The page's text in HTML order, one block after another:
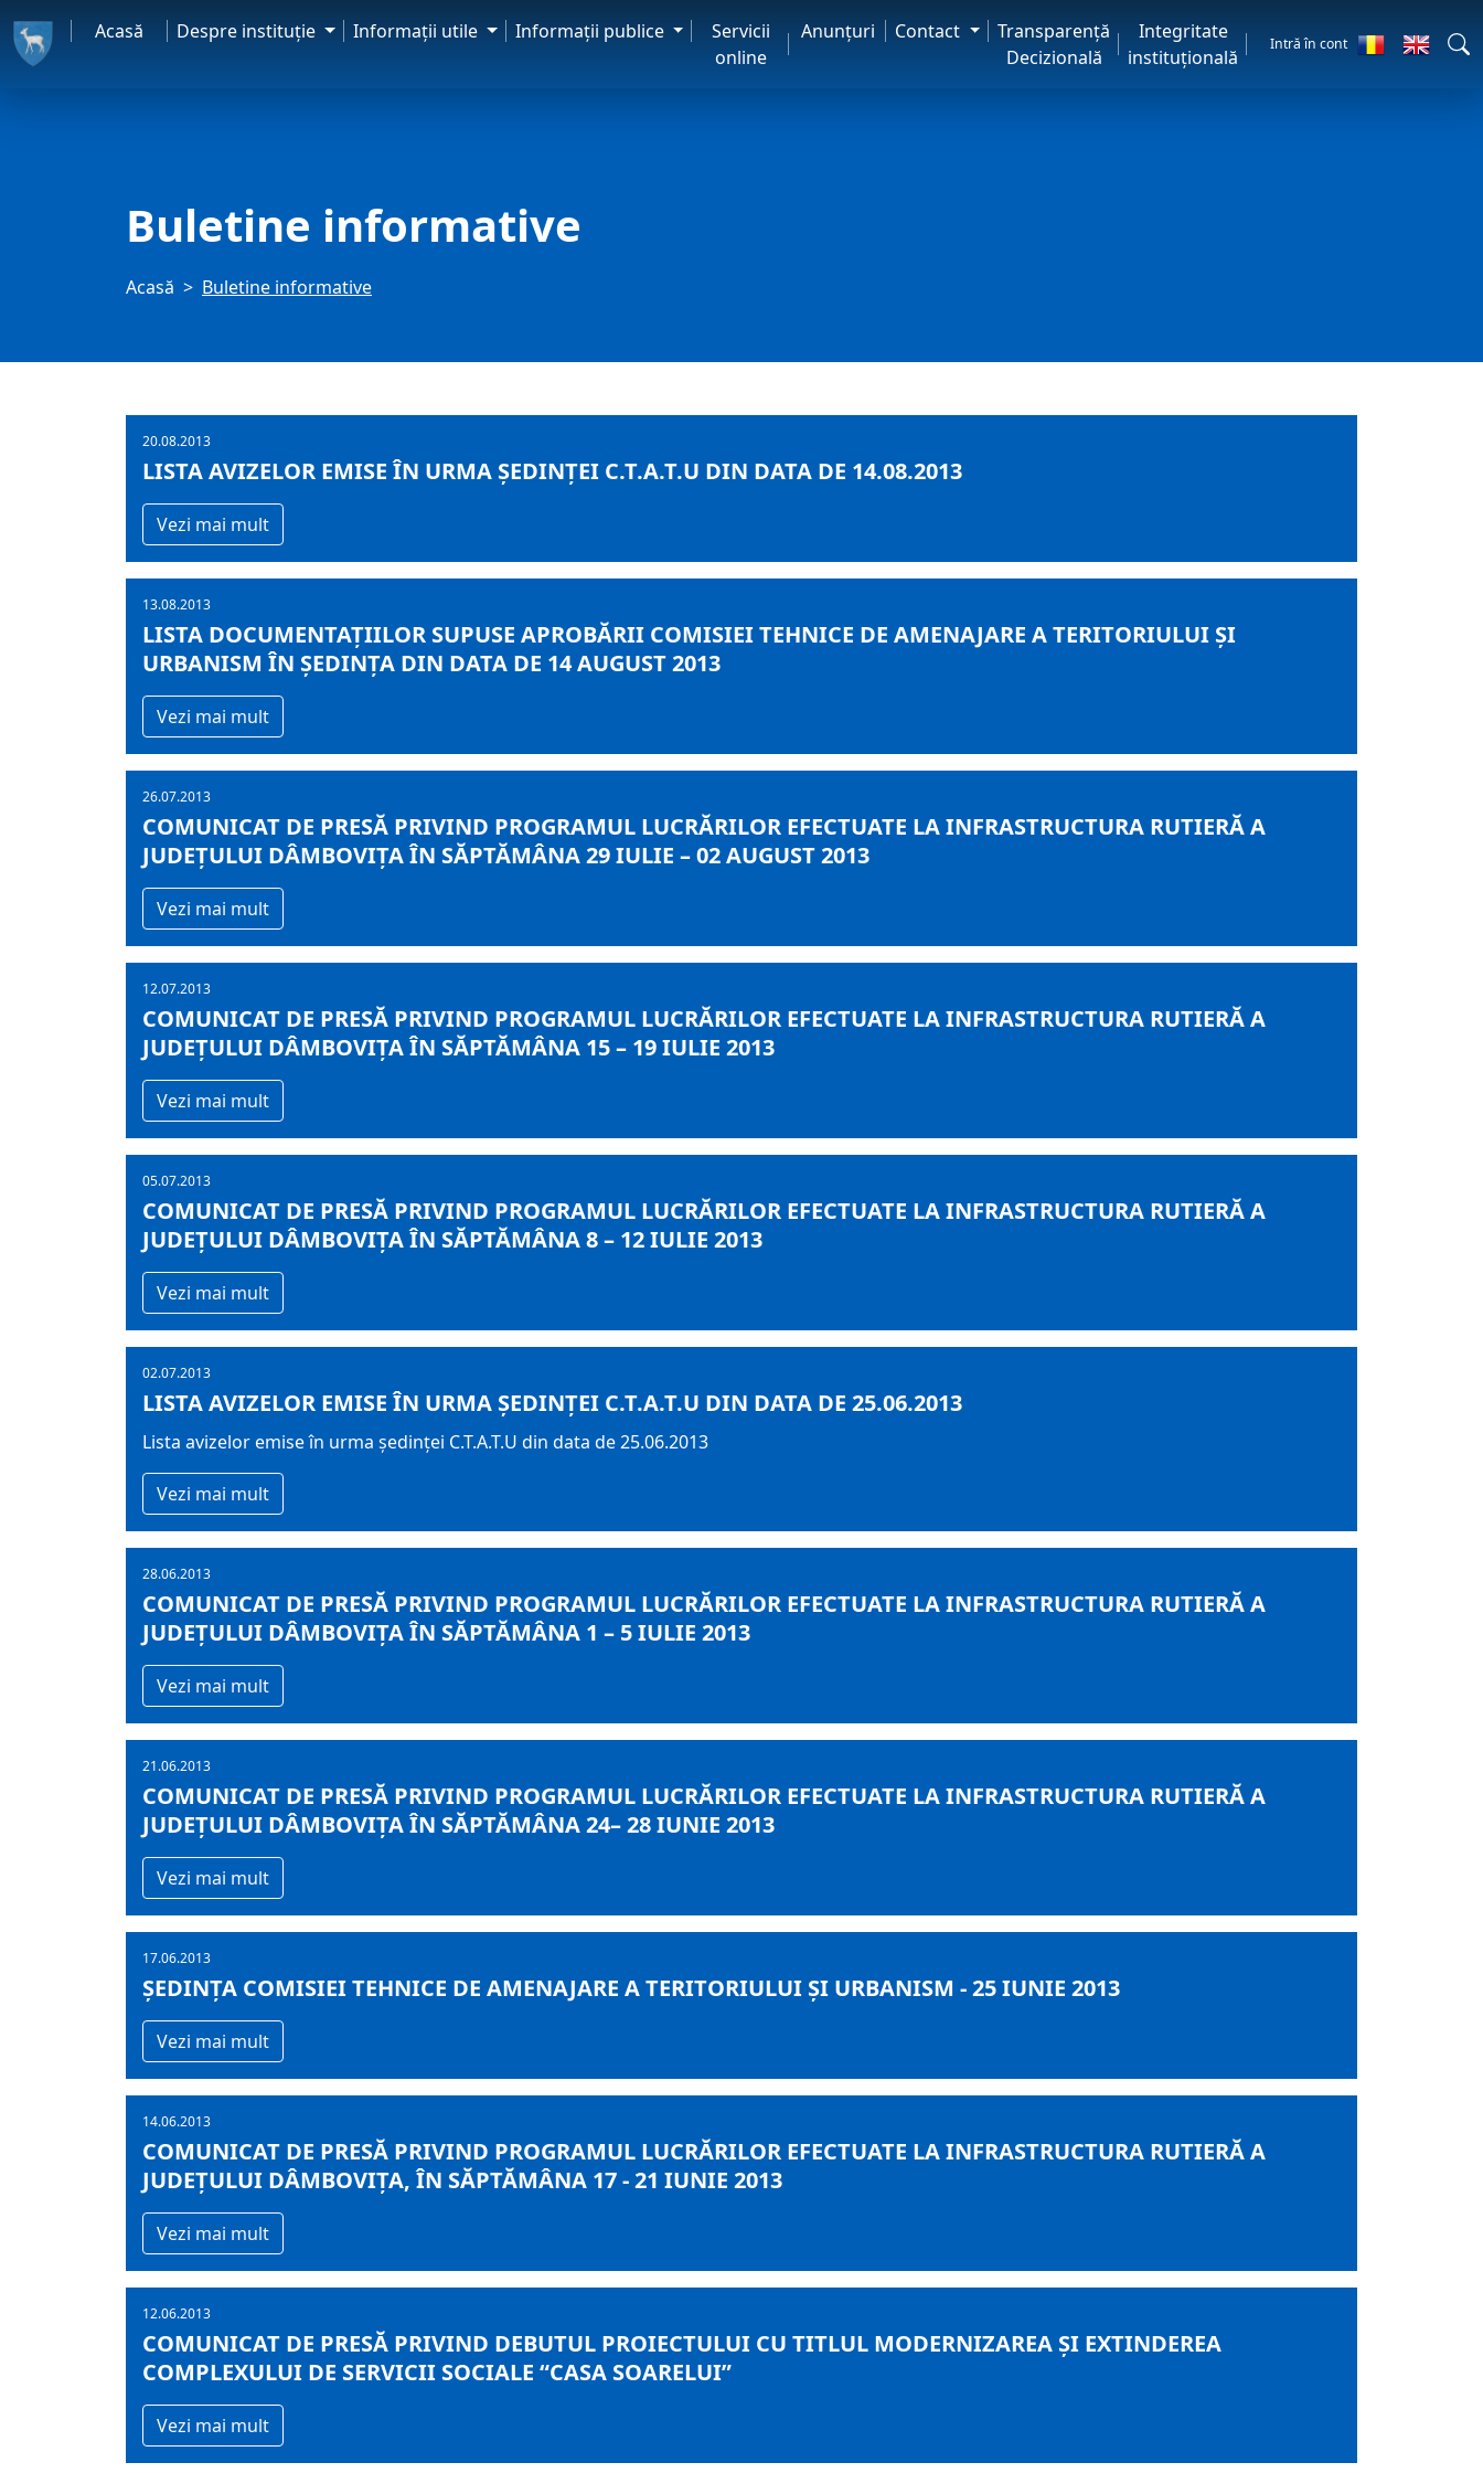
Acasă Despre instituţie Informaţii utile Informaţii publice
Servicii
online
Anunţuri Contact
Transparență
Decizională
Integritate
instituțională
Intră în cont
Buletine informative
Acasă Buletine informative
20.08.2013
LISTA AVIZELOR EMISE ÎN URMA ȘEDINȚEI C.T.A.T.U DIN DATA DE 14.08.2013
Vezi mai mult
13.08.2013
LISTA DOCUMENTAȚIILOR SUPUSE APROBĂRII COMISIEI TEHNICE DE AMENAJARE A TERITORIULUI ȘI
URBANISM ÎN ȘEDINȚA DIN DATA DE 14 AUGUST 2013
Vezi mai mult
26.07.2013
COMUNICAT DE PRESĂ PRIVIND PROGRAMUL LUCRĂRILOR EFECTUATE LA INFRASTRUCTURA RUTIERĂ A
JUDEŢULUI DÂMBOVIŢA ÎN SĂPTĂMÂNA 29 IULIE – 02 AUGUST 2013
Vezi mai mult
12.07.2013
COMUNICAT DE PRESĂ PRIVIND PROGRAMUL LUCRĂRILOR EFECTUATE LA INFRASTRUCTURA RUTIERĂ A
JUDEŢULUI DÂMBOVIŢA ÎN SĂPTĂMÂNA 15 – 19 IULIE 2013
Vezi mai mult
05.07.2013
COMUNICAT DE PRESĂ PRIVIND PROGRAMUL LUCRĂRILOR EFECTUATE LA INFRASTRUCTURA RUTIERĂ A
JUDEŢULUI DÂMBOVIŢA ÎN SĂPTĂMÂNA 8 – 12 IULIE 2013
Vezi mai mult
02.07.2013
LISTA AVIZELOR EMISE ÎN URMA ȘEDINȚEI C.T.A.T.U DIN DATA DE 25.06.2013
Lista avizelor emise în urma ședinței C.T.A.T.U din data de 25.06.2013
Vezi mai mult
28.06.2013
COMUNICAT DE PRESĂ PRIVIND PROGRAMUL LUCRĂRILOR EFECTUATE LA INFRASTRUCTURA RUTIERĂ A
JUDEŢULUI DÂMBOVIŢA ÎN SĂPTĂMÂNA 1 – 5 IULIE 2013
Vezi mai mult
21.06.2013
COMUNICAT DE PRESĂ PRIVIND PROGRAMUL LUCRĂRILOR EFECTUATE LA INFRASTRUCTURA RUTIERĂ A
JUDEŢULUI DÂMBOVIŢA ÎN SĂPTĂMÂNA 24– 28 IUNIE 2013
Vezi mai mult
17.06.2013
ŞEDINȚA COMISIEI TEHNICE DE AMENAJARE A TERITORIULUI ȘI URBANISM - 25 IUNIE 2013
Vezi mai mult
14.06.2013
COMUNICAT DE PRESĂ PRIVIND PROGRAMUL LUCRĂRILOR EFECTUATE LA INFRASTRUCTURA RUTIERĂ A
JUDEŢULUI DÂMBOVIŢA, ÎN SĂPTĂMÂNA 17 - 21 IUNIE 2013
Vezi mai mult
12.06.2013
COMUNICAT DE PRESĂ PRIVIND DEBUTUL PROIECTULUI CU TITLUL MODERNIZAREA ŞI EXTINDEREA
COMPLEXULUI DE SERVICII SOCIALE “CASA SOARELUI”
Vezi mai mult